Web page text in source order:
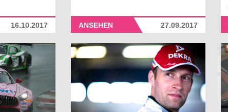
16.10.2017 27.09.2017
ANSEHEN